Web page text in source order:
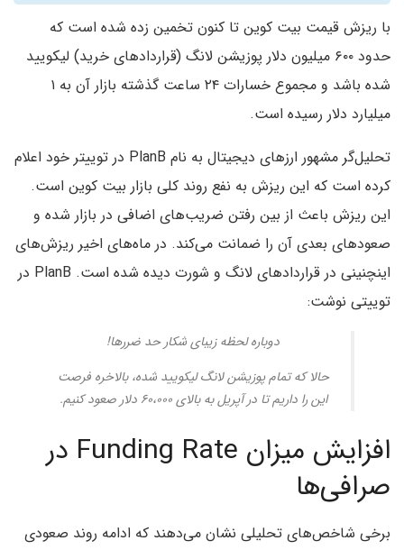
با ریزش قیمت بیت کوین تا کنون تخمین زده شده است که
حدود ۶۰۰ میلیون دلار پوزیشن لانگ (قراردادهای خرید) لیکویید
شده باشد و مجموع خسارات ۲۴ ساعت گذشته بازار آن به ۱
میلیارد دلار رسیده است.
تحلیل‌گر مشهور ارزهای دیجیتال به نام PlanB در توییتر خود اعلام
کرده است که این ریزش به نفع روند کلی بازار بیت کوین است.
این ریزش باعث از بین رفتن ضریب‌های اضافی در بازار شده و
صعودهای بعدی آن را ضمانت می‌کند. در ماه‌های اخیر ریزش‌های
اینچنینی در قراردادهای لانگ و شورت دیده شده است. PlanB در
توییتی نوشت:
دوباره لحظه زیبای شکار حد ضررها!
حالا که تمام پوزیشن لانگ لیکویید شده، بالاخره فرصت
این را داریم تا در آپریل به بالای ۶۰،۰۰۰ دلار صعود کنیم.
افزایش میزان Funding Rate در
صرافی‌ها
برخی شاخص‌های تحلیلی نشان می‌دهند که ادامه روند صعودی